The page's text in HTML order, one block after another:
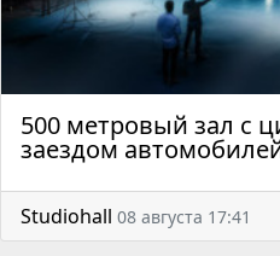
500 метровый зал с
заездом
Studiohall 08 августа 17:41